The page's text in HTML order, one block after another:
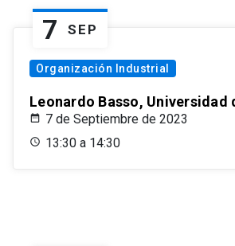
7 SEP
Organización Industrial
Leonardo Basso, Universidad
7 de Septiembre de 2023
13:30 a 14:30